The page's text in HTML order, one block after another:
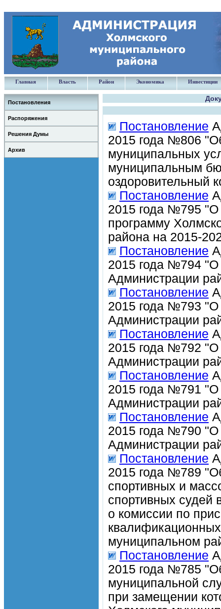
Главная Власть Район Экономика Инвестиции
Постановления
Распоряжения
Решения Думы
Архив
Постановление
2015 года №806
муниципальных
муниципальным
оздоровительный
Постановление
2015 года №795 "О
программу
района на 2015-
Постановление
2015 года №794 "О
Администрации
Постановление
2015 года №793 "О
Администрации
Постановление
2015 года №792 "О
Администрации
Постановление
2015 года №791 "О
Администрации
Постановление
2015 года №790 "О
Администрации
Постановление
2015 года №789
спортивных и
спортивных
о комиссии по
муниципальном
Постановление
2015 года №785
муниципальной
при замещении